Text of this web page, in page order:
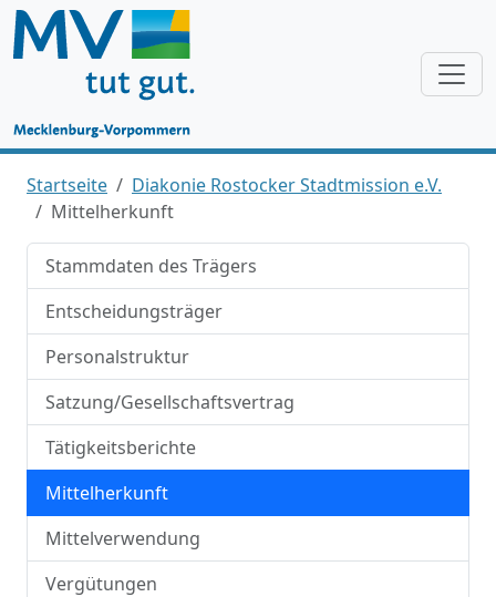
Startseite
Diakonie Rostocker Stadtmission e.V.
Mittelherkunft
Stammdaten des Trägers
Entscheidungsträger
Personalstruktur
Satzung/Gesellschaftsvertrag
Tätigkeitsberichte
Mittelherkunft
Mittelverwendung
Vergütungen